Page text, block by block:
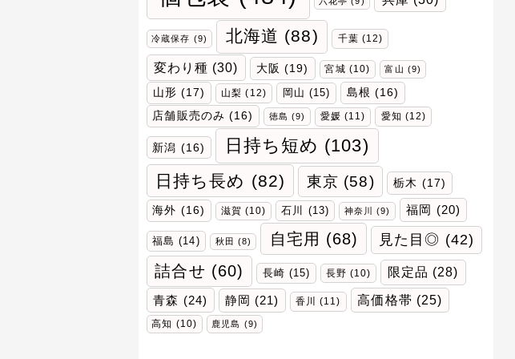
冷蔵保存 (9) 北海道 (88) 千葉 (12)
変わり種 (30) 大阪 (19) 宮城 (10) 富山 (9)
山形 (17) 山梨 (12) 岡山 (15) 島根 (16)
店舗販売のみ (16) 徳島 (9) 愛媛 (11) 愛知 (12)
新潟 (16) 日持ち短め (103)
日持ち長め (82) 東京 (58) 栃木 (17)
海外 (16) 滋賀 (10) 石川 (13) 神奈川 (9) 福岡 (20)
福島 (14) 秋田 (8) 自宅用 (68) 見た目◎ (42)
詰合せ (60) 長崎 (15) 長野 (10) 限定品 (28)
青森 (24) 静岡 (21) 香川 (11) 高価格帯 (25)
高知 (10) 鹿児島 (9)